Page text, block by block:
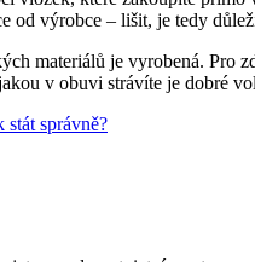
od výrobce – lišit, je tedy
materiálů je vyrobená. Pro
v obuvi strávíte je dobré
stát správně?